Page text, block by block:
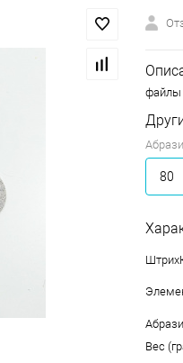
файлы
80
Вес